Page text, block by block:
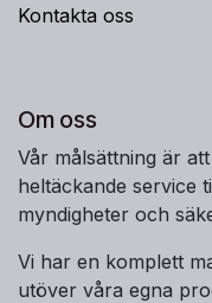
Kontakta oss
Om oss
Vår målsättning är
heltäckande service
myndigheter och
Vi har en komplett
utöver våra egna